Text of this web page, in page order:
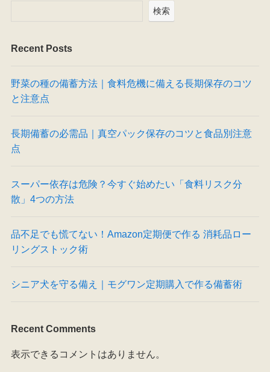
検索
Recent Posts
野菜の種の備蓄方法｜食料危機に備える長期保存のコツ
と注意点
長期備蓄の必需品｜真空パック保存のコツと食品別注意
点
スーパー依存は危険？今すぐ始めたい「食料リスク分
散」4つの方法
品不足でも慌てない！Amazon定期便で作る 消耗品ロー
リングストック術
シニア犬を守る備え｜モグワン定期購入で作る備蓄術
Recent Comments
表示できるコメントはありません。